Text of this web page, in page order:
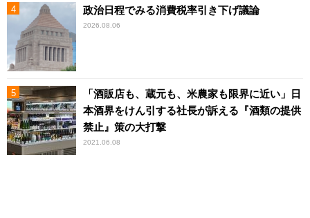
政治日程でみる消費税率引き下げ議論
2026.08.06
「酒販店も、蔵元も、米農家も限界に近い」日
本酒界をけん引する社長が訴える『酒類の提供
禁止』策の大打撃
2021.06.08